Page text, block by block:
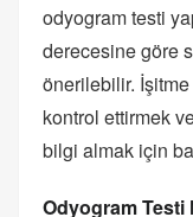
odyogram testi
derecesine göre
önerilebilir. İşitme
kontrol ettirmek
bilgi almak için
Odyogram Testi